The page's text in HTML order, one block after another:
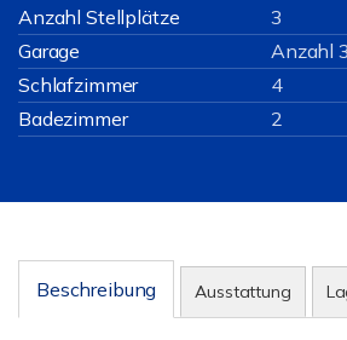
Anzahl Stellplätze
3
Garage
Anzahl 3
Schlafzimmer
4
Badezimmer
2
Beschreibung Ausstattung